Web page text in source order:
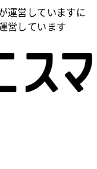
運営しています に
営しています